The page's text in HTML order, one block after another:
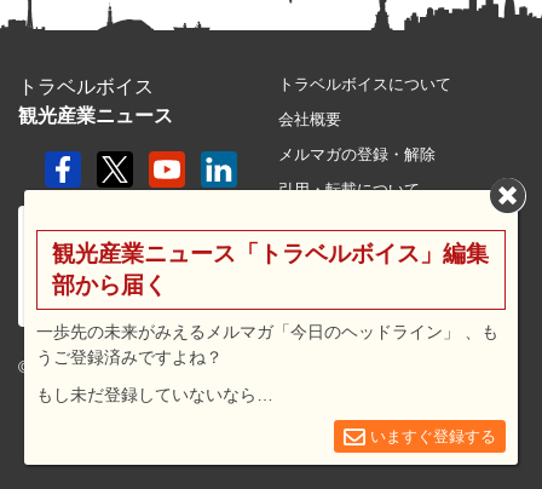
トラベルボイス
観光産業ニュース
© 2026 travel voice.
トラベルボイスについて
会社概要
メルマガの登録・解除
引用・転載について
利用規約
広告メニュー・料金
観光産業ニュース「トラベルボイス」編集
部から届く
一歩先の未来がみえるメルマガ「今日のヘッドライン」 、も
うご登録済みですよね？
もし未だ登録していないなら…
いますぐ登録する